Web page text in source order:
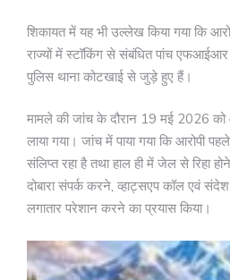
शिकायत में यह भी उल्लेख किया गया कि
राज्यों में स्टॉकिंग से संबंधित पांच
पुलिस थाना कोटखाई से जुड़े हुए हैं।
मामले की जांच के दौरान 19 मई 2026 को
लाया गया। जांच में पाया गया कि आरोपी
संलिप्त रहा है तथा हाल ही में जेल से रिहा
दोबारा संपर्क करने, व्हाट्सएप कॉल एवं
लगातार परेशान करने का प्रयास किया।